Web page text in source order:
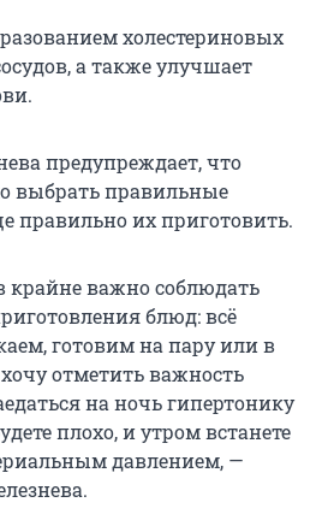
холестериновых
а также улучшает
предупреждает, что
выбрать правильные
правильно их приготовить.
крайне важно соблюдать
блюд: всё
готовим на пару или в
отметить важность
на ночь гипертонику
плохо, и утром встанете
давлением, —